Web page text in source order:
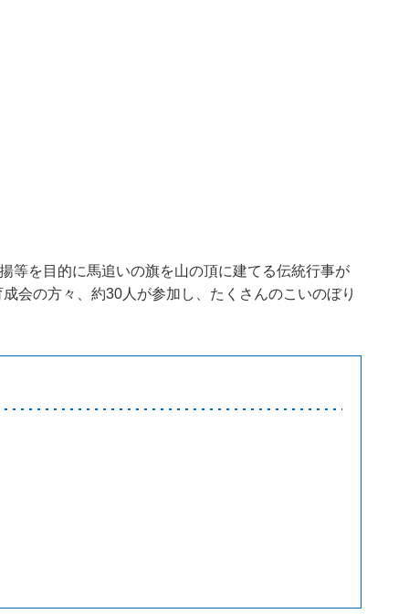
等を目的に馬追いの旗を山の頂に建てる伝統行事が
会の方々、約30人が参加し、たくさんのこいのぼり